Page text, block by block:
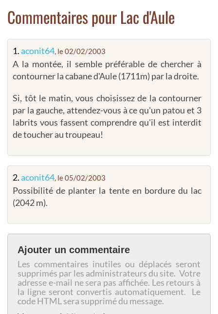
Commentaires pour Lac d'Aule
1.aconit64, le 02/02/2003
A la montée, il semble préférable de chercher à
contourner la cabane d'Aule (1711m) par la droite.
Si, tôt le matin, vous choisissez de la contourner
par la gauche, attendez-vous à ce qu'un patou et 3
labrits vous fassent comprendre qu'il est interdit
de toucher au troupeau!
2.aconit64, le 05/02/2003
Possibilité de planter la tente en bordure du lac
(2042 m).
Ajouter un commentaire
Les commentaires inutiles ou déplacés seront
supprimés par les administrateurs du site. Votre
adresse e-mail ne sera pas affichée. Les retours à
la ligne seront convertis automatiquement. Le
code HTML sera supprimé du message.